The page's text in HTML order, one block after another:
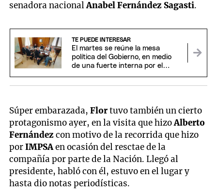
senadora nacionalAnabel Fernández Sagasti.
TE PUEDE INTERESAR
El martes se reúne la mesa
política del Gobierno, en medio
de una fuerte interna por el
Súper embarazada,Flortuvo también un cierto
protagonismo ayer, en la visita que hizoAlberto
Fernández con motivo de la recorrida que hizo
porIMPSAen ocasión del resctae de la
compañía por parte de la Nación. Llegó al
presidente, habló con él, estuvo en el lugar y
hasta dio notas periodísticas.